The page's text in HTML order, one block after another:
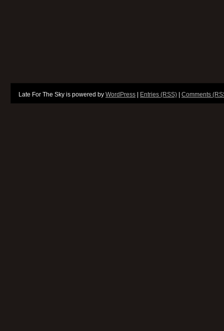
Late For The Sky is powered by WordPress Entries (RSS) Comments